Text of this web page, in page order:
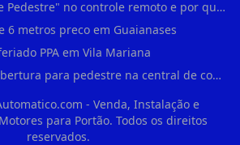
O que é o "Acesso de Pedestre" no controle remoto e por que usá-lo em Água Branca?
6 metros preco em Guaianases
PPA em Vila Mariana
Como configurar a abertura para pedestre na central de comando PPA em Guaianases?
- Venda, Instalação e
para Portão. Todos os direitos
reservados.